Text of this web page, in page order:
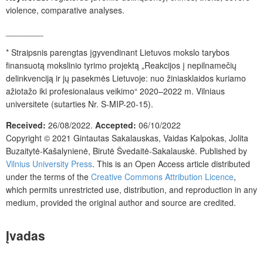
violence, comparative analyses.
* Straipsnis parengtas įgyvendinant Lietuvos mokslo tarybos
finansuotą mokslinio tyrimo projektą „Reakcijos į nepilnamečių
delinkvenciją ir jų pasekmės Lietuvoje: nuo žiniasklaidos kuriamo
ažiotažo iki profesionalaus veikimo“ 2020–2022 m. Vilniaus
universitete (sutarties Nr. S-MIP-20-15).
Received: 26/08/2022. Accepted: 06/10/2022
Copyright © 2021 Gintautas Sakalauskas, Vaidas Kalpokas, Jolita
Buzaitytė-Kašalynienė, Birutė Švedaitė-Sakalauskė. Published by
Vilnius University Press. This is an Open Access article distributed
under the terms of the Creative Commons Attribution Licence,
which permits unrestricted use, distribution, and reproduction in any
medium, provided the original author and source are credited.
Įvadas